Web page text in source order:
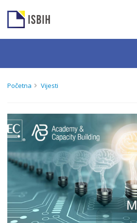
Početna Vijesti